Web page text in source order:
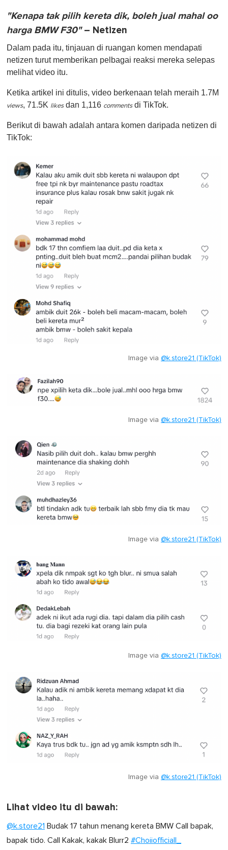
"Kenapa tak pilih kereta dik, boleh jual mahal oo
harga BMW F30"– Netizen
Dalam pada itu, tinjauan di ruangan komen mendapati
netizen turut memberikan pelbagai reaksi mereka selepas
melihat video itu.
Ketika artikel ini ditulis, video berkenaan telah meraih 1.7M
views, 71.5K likesdan 1,116 commentsdi TikTok.
Berikut di bawah adalah antara komen daripada netizen di
TikTok:
Image via @k.store21 (TikTok)
Image via @k.store21 (TikTok)
Image via @k.store21 (TikTok)
Image via @k.store21 (TikTok)
Image via @k.store21 (TikTok)
Lihat video itu di bawah:
@k.store21 Budak 17 tahun menang kereta BMW Call bapak,
bapak tido. Call Kakak, kakak Blurr2 #Choiiofficiall_